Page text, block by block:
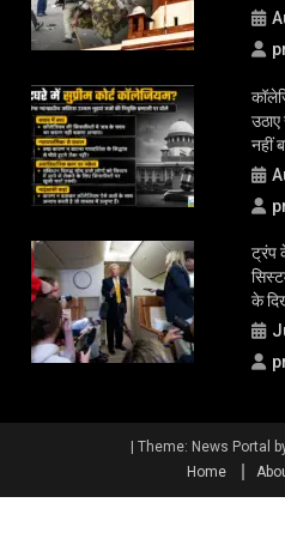
नहीं
ट्रंप
के
Theme: News Portal
Home